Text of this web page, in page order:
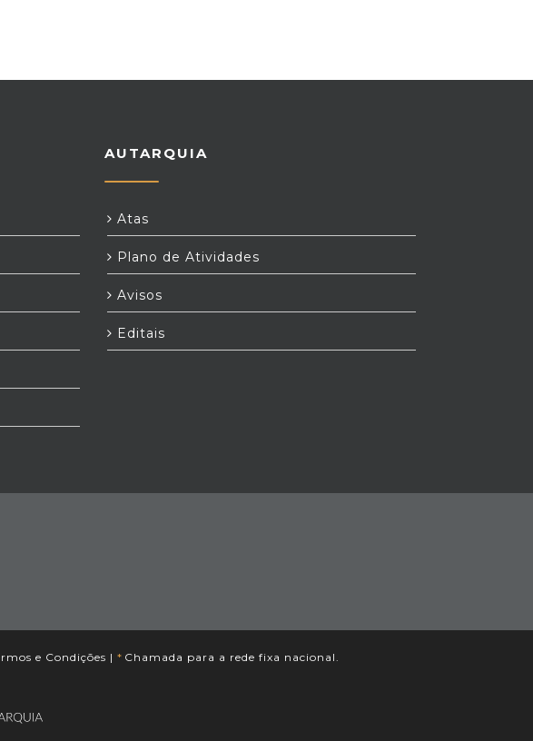
AUTARQUIA
Atas
Plano de Atividades
Avisos
Editais
e Condições | * Chamada para a rede fixa nacional.